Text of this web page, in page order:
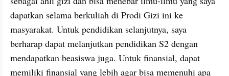
dapatkan selama berkuliah di Prodi Gizi ini ke
masyarakat. Untuk pendidikan selanjutnya, saya
berharap dapat melanjutkan pendidikan S2 dengan
mendapatkan beasiswa juga. Untuk finansial, dapat
memiliki finansial yang lebih agar bisa memenuhi apa